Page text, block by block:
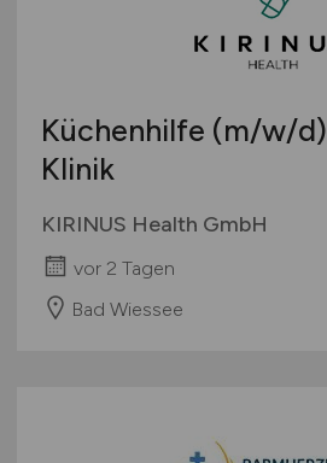
Küchenhilfe (m/w/d)
Klinik
KIRINUS Health GmbH
vor 2 Tagen
Bad Wiessee